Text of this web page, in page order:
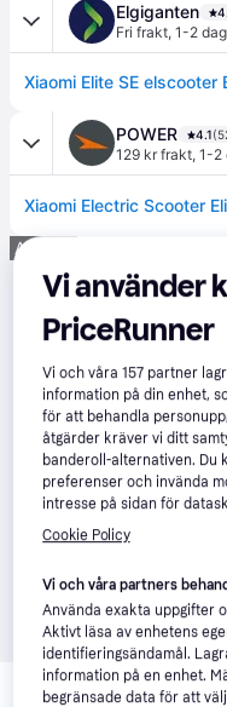
Elgiganten
Fri frakt, 1-2
Xiaomi Elite SE elscooter
POWER 4.1
129 kr frakt, 1-2
Xiaomi Electric Scooter
Annons
Relaterade
Vi använder
PriceRunner
Vi och våra157 partner
information på din enhet,
för att behandla
åtgärder kräver vi ditt
banderoll-alternativen. Du
preferenser och invända
intresse på sidan för
Cookie Policy
Vi och våra partners
Använda exakta uppgifter
Aktivt läsa av enhetens
identifieringsändamål.
information på en enhet.
begränsade data för att